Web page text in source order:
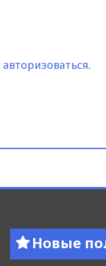
авторизоваться.
Новые